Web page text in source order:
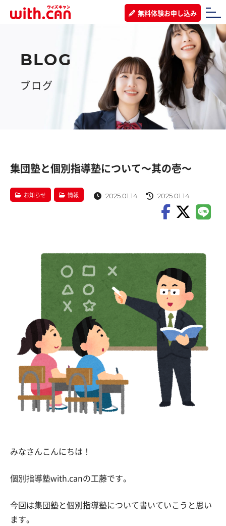
無料体験お申し込み
ブログ
集団塾と個別指導塾について～其の壱～
お知らせ 情報 2025.01.14 2025.01.14
みなさんこんにちは！
個別指導塾with.canの工藤です。
今回は集団塾と個別指導塾について書いていこうと思い
ます。